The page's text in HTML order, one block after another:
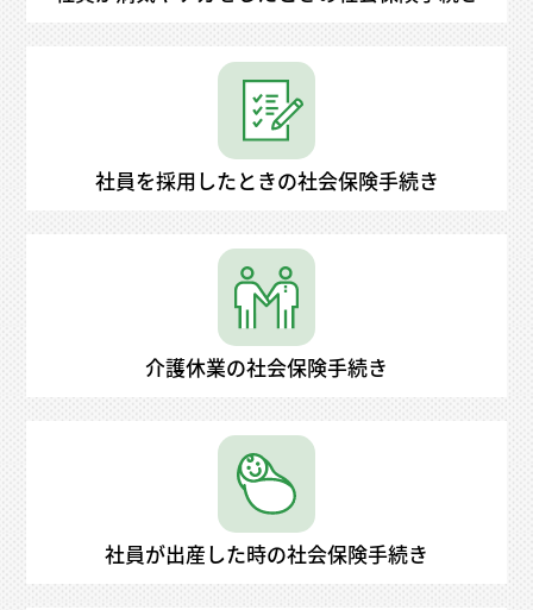
社員を採用したときの社会保険手続き
介護休業の社会保険手続き
社員が出産した時の社会保険手続き